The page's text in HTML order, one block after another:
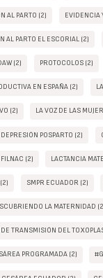
AL PARTO (2) EVIDENCIA
AL PARTO EL ESCORIAL (2)
(2) PROTOCOLOS (2)
EN ESPAÑA (2)
(2) LA VOZ DE LAS
DEPRESIÓN POSPARTO (2)
FILNAC (2) LACTANCIA
SMPR ECUADOR (2)
LA MATERNIDAD
TRANSMISIÓN DEL
PROGRAMADA (2)